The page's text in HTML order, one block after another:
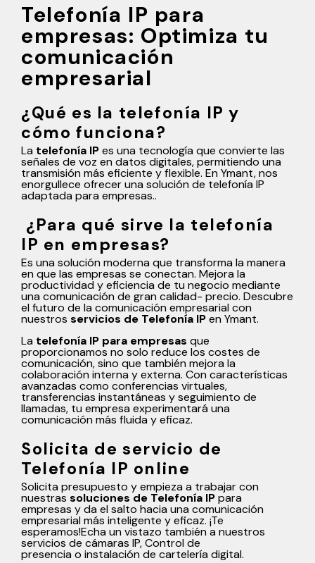
Telefonía IP para
empresas: Optimiza tu
comunicación
empresarial
¿Qué es la telefonía IP y
cómo funciona?
La telefonía IPes una tecnología que convierte las
señales de voz en datos digitales, permitiendo una
transmisión más eficiente y flexible. En Ymant, nos
enorgullece ofrecer una solución de telefonía IP
adaptada para empresas..
¿Para qué sirve la telefonía
IP en empresas?
Es una solución moderna que transforma la manera
en que las empresas se conectan. Mejora la
productividad y eficiencia de tu negocio mediante
una comunicación de gran calidad- precio. Descubre
el futuro de la comunicación empresarial con
nuestros servicios de Telefonía IPen Ymant.
La telefonía IP para empresas que
proporcionamos no solo reduce los costes de
comunicación, sino que también mejora la
colaboración interna y externa. Con características
avanzadas como conferencias virtuales,
transferencias instantáneas y seguimiento de
llamadas, tu empresa experimentará una
comunicación más fluida y eficaz.
Solicita de servicio de
Telefonía IP online
Solicita presupuesto y empieza a trabajar con
nuestras soluciones de Telefonía IPpara
empresas y da el salto hacia una comunicación
empresarial más inteligente y eficaz. ¡Te
esperamos!Echa un vistazo también a nuestros
servicios de cámaras IP,Control de
presencia o instalación de cartelería digital.